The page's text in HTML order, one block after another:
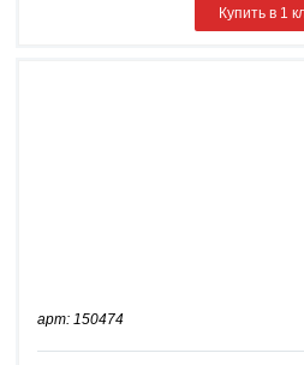
Купить в 1
арт: 150474